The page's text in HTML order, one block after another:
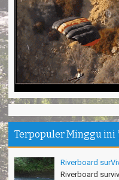
Pantai Batuhiu mantap...
Shella - Semarang
Haturnuhun Kang Ali
Nadia - Bandung
Puas deh adventure
Anita - Bandung
Mind managementnya
Gn.Semeru mantap, Thanks
Matius Sinaga - Lampung
Gn.Ciremai seru banget
Ridwan - Bekasi
Terpopuler Minggu ini
Riverboard
Riverboard